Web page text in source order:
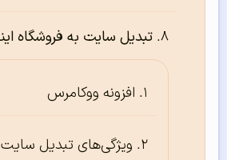
تبدیل سایت به فروشگاه
افزونه ووکامرس
ویژگی‌های تبدیل